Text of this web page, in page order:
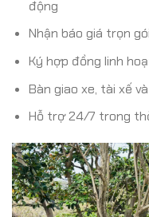
động
Nhận báo giá trọn
Ký hợp đồng linh
Bàn giao xe, tài xế
Hỗ trợ 24/7 trong